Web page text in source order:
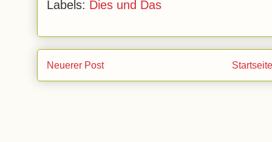
Labels: Dies und Das
Neuerer Post Startseite